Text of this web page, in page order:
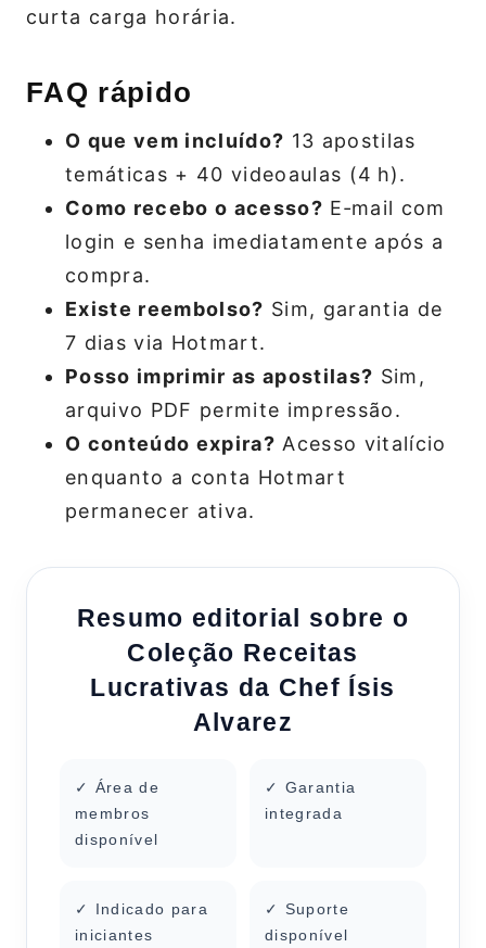
curta carga horária.
FAQ rápido
O que vem incluído? 13 apostilas
temáticas + 40 videoaulas (4 h).
Como recebo o acesso? E‑mail com
login e senha imediatamente após a
compra.
Existe reembolso? Sim, garantia de
7 dias via Hotmart.
Posso imprimir as apostilas? Sim,
arquivo PDF permite impressão.
O conteúdo expira? Acesso vitalício
enquanto a conta Hotmart
permanecer ativa.
Resumo editorial sobre o
Coleção Receitas
Lucrativas da Chef Ísis
Alvarez
✓ Área de
membros
disponível
✓ Garantia
integrada
✓ Indicado para
iniciantes
✓ Suporte
disponível